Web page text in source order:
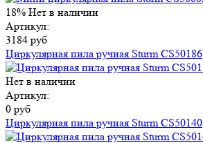
18% Нет в наличии
Артикул:
3184 руб
Циркулярная пила ручная Sturm CS50186
Нет в наличии
Артикул:
0 руб
Циркулярная пила ручная Sturm CS50140